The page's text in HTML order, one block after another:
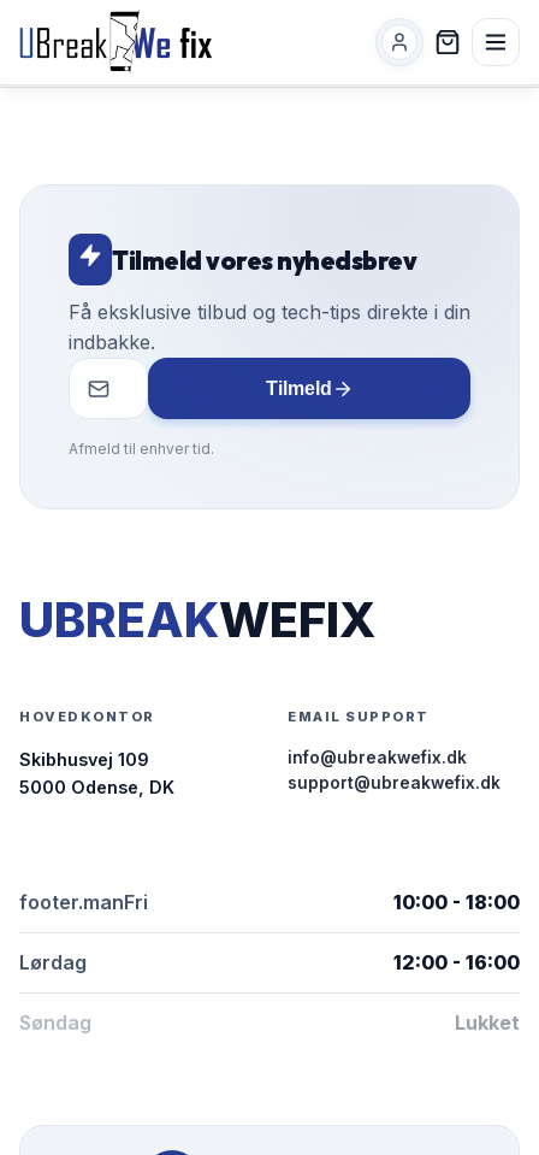
Tilmeld vores nyhedsbrev
Få eksklusive tilbud og tech-tips direkte i din
indbakke.
Tilmeld
Afmeld til enhver tid.
UBREAKWEFIX
HOVEDKONTOR
Skibhusvej 109
5000 Odense, DK
EMAIL SUPPORT
info@ubreakwefix.dk
support@ubreakwefix.dk
footer.manFri 10:00 - 18:00
Lørdag 12:00 - 16:00
Søndag Lukket